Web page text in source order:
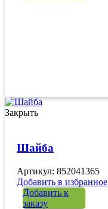
Закрыть
Шайба
Артикул: 852041365
Добавить в избранное
Добавить к
заказу